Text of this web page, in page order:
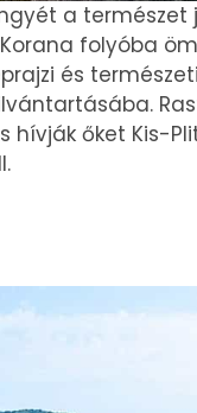
a
folyóba
és
hívják őket Kis-